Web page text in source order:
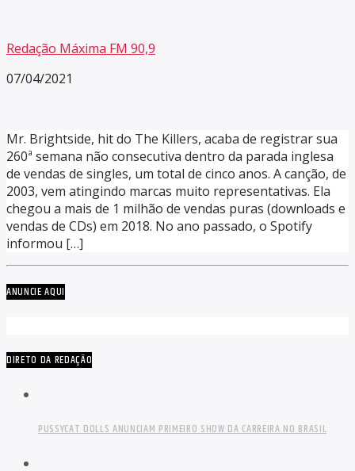
Redação Máxima FM 90,9
07/04/2021
Mr. Brightside, hit do The Killers, acaba de registrar sua
260ª semana não consecutiva dentro da parada inglesa
de vendas de singles, um total de cinco anos. A canção, de
2003, vem atingindo marcas muito representativas. Ela
chegou a mais de 1 milhão de vendas puras (downloads e
vendas de CDs) em 2018. No ano passado, o Spotify
informou […]
ANUNCIE AQUI
DIRETO DA REDAÇÃO
PUSSYCAT DOLLS ANUNCIAM PRIMEIRO SHOW DA CARREIRA NO BRASIL